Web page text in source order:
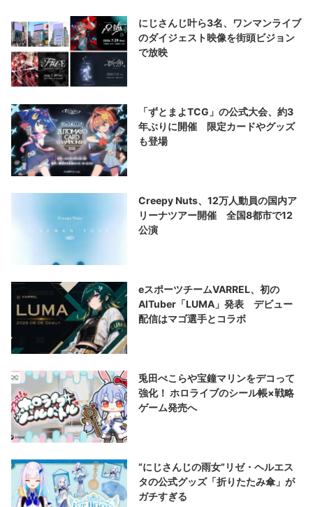
にじさんじ叶ら3名、ワンマンライブ
のダイジェスト映像を街頭ビジョン
で放映
「ずとまよTCG」の公式大会、約3
年ぶりに開催 限定カードやグッズ
も登場
Creepy Nuts、12万人動員の国内ア
リーナツアー開催 全国8都市で12
公演
eスポーツチームVARREL、初の
AITuber「LUMA」発表 デビュー
配信はマゴ選手とコラボ
兎田ぺこらや宝鐘マリンをデコって
強化！ ホロライブのシール帳×戦略
ゲーム発売へ
“にじさんじの雨女”リゼ・ヘルエス
タの公式グッズ「折りたたみ傘」が
ガチすぎる